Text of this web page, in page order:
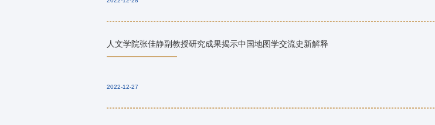
人文学院张佳静副教授研究成果揭示中国地图学交流史新解释
2022-12-27